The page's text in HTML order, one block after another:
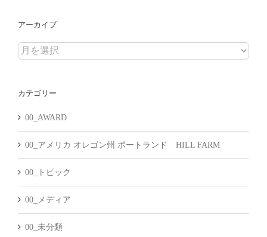
アーカイブ
ア
イ
カテゴリー
00_AWARD
00_アメリカ オレゴン州 ポートランド HILL FARM
00_トピック
00_メディア
00_未分類